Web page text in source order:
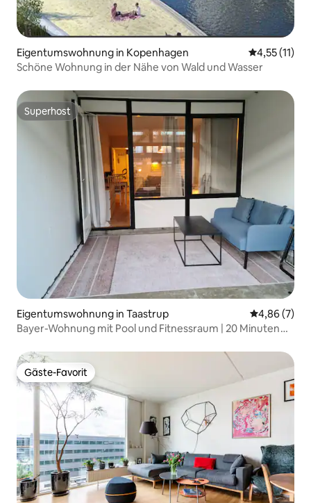
Eigentumswohnung in Kopenhagen
4,55 (11)
Schöne Wohnung in der Nähe von Wald und Wasser
Superhost
Superhost
Eigentumswohnung in Taastrup
4,86 (7)
Bayer-Wohnung mit Pool und Fitnessraum | 20 Minuten
Gäste-Favorit
Gäste-Favorit